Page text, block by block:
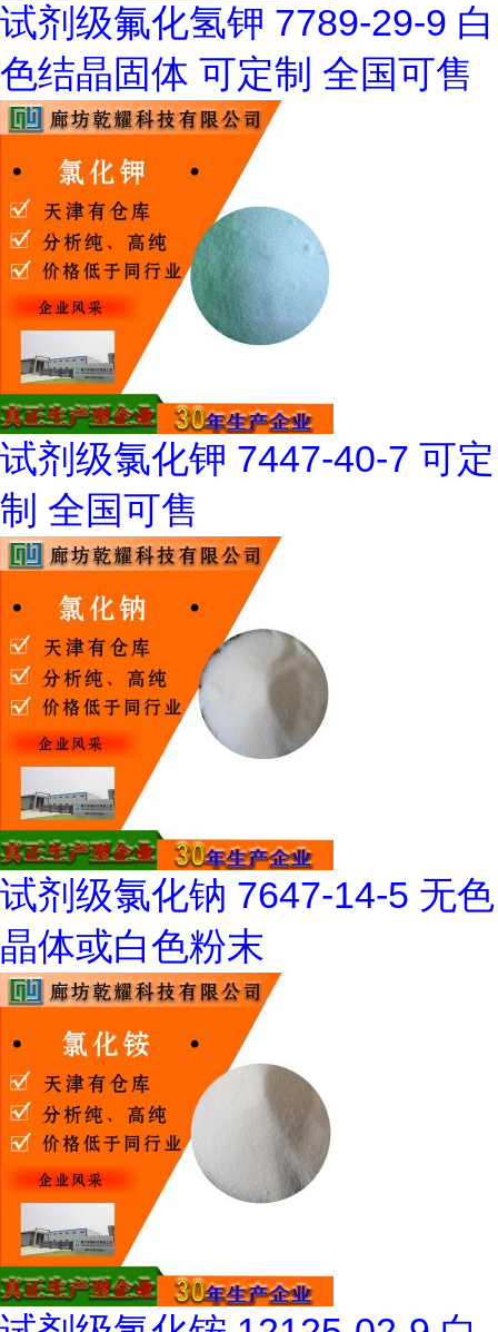
试剂级氟化氢钾 7789-29-9 白
色结晶固体 可定制 全国可售
试剂级氯化钾 7447-40-7 可定
制 全国可售
试剂级氯化钠 7647-14-5 无色
晶体或白色粉末